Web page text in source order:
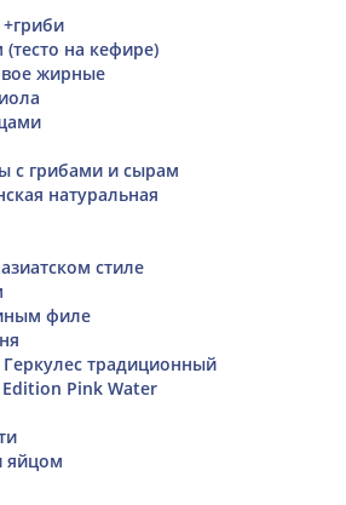
на кефире)
жирные
с грибами и сырам
натуральная
стиле
филе
традиционный
Pink Water
яйцом